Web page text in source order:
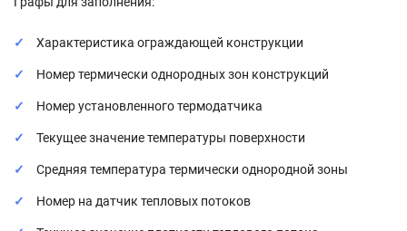
Характеристика ограждающей конструкции
Номер термически однородных зон конструкций
Номер установленного термодатчика
Текущее значение температуры поверхности
Средняя температура термически однородной зоны
Номер на датчик тепловых потоков